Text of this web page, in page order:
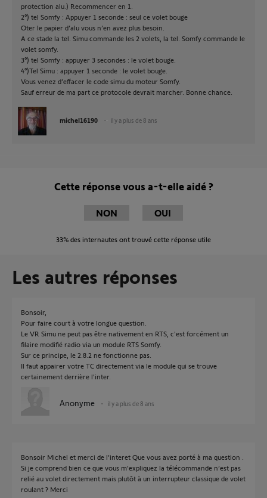
protection alu.) Recommencer en 1.
2°) tel Somfy : Appuyer 1 seconde : seul ce volet bouge
Oter le papier d’alu vous n’en avez plus besoin.
A ce stade la tel. Simu commande les 2 volets, la tel. Somfy commande le
volet somfy.
3°) tel Somfy : appuyer 3 secondes : le volet bouge.
4°)Tel Simu : appuyer 1 seconde : le volet bouge.
Vous venez d’effacer le code simu du moteur Somfy.
Sauf erreur de ma part ce protocole devrait marcher. Bonne chance.
michel16190 il y a plus de 8 ans
Cette réponse vous a-t-elle aidé ?
NON OUI
33% des internautes ont trouvé cette réponse utile
Les autres réponses
Bonsoir,
Pour faire court à votre longue question.
Le VR Simu ne peut pas être nativement en RTS, c'est forcément un
filaire modifié radio via un module RTS Somfy.
Sur ce principe, le 2.8.2 ne fonctionne pas.
Il faut appairer votre TC directement via le module qui se trouve
certainement derrière l'inter.
Anonyme il y a plus de 8 ans
Bonsoir Michel et merci de l’interet Que vous avez porté à ma question .
Si je comprend bien ce que vous m’expliquez la télécommande n’est pas
relié au volet directement mais plutôt à un interrupteur classique de volet
roulant ? Merci